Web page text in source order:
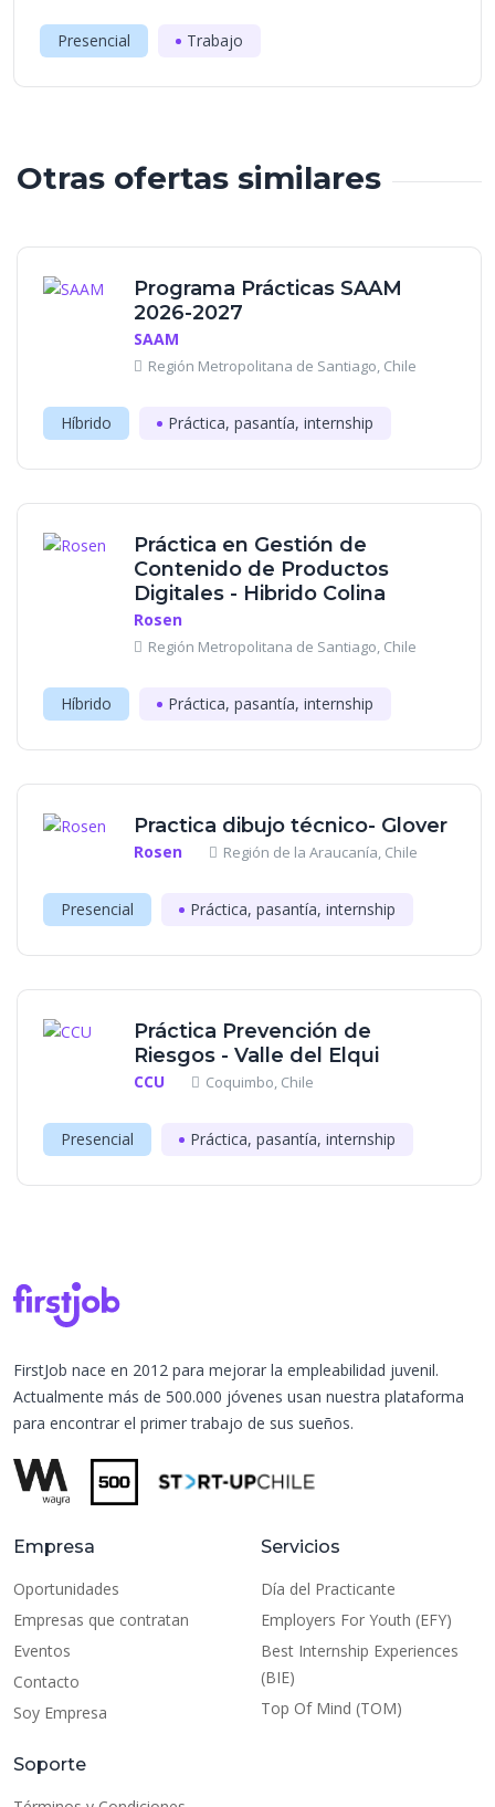
Presencial Trabajo
Otras ofertas similares
Programa Prácticas SAAM
2026-2027
SAAM
Región Metropolitana de Santiago, Chile
Híbrido Práctica, pasantía, internship
Práctica en Gestión de
Contenido de Productos
Digitales - Hibrido Colina
Rosen
Región Metropolitana de Santiago, Chile
Híbrido Práctica, pasantía, internship
Practica dibujo técnico- Glover
Rosen Región de la Araucanía, Chile
Presencial Práctica, pasantía, internship
Práctica Prevención de
Riesgos - Valle del Elqui
CCU Coquimbo, Chile
Presencial Práctica, pasantía, internship
FirstJob nace en 2012 para mejorar la empleabilidad juvenil.
Actualmente más de 500.000 jóvenes usan nuestra plataforma
para encontrar el primer trabajo de sus sueños.
Empresa
Oportunidades
Empresas que contratan
Eventos
Contacto
Soy Empresa
Servicios
Día del Practicante
Employers For Youth (EFY)
Best Internship Experiences
(BIE)
Top Of Mind (TOM)
Soporte